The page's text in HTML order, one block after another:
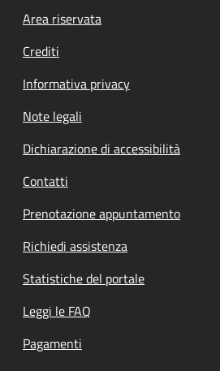
Footer menu
Area riservata
Crediti
Informativa privacy
Note legali
Dichiarazione di accessibilità
Contatti
Prenotazione appuntamento
Richiedi assistenza
Statistiche del portale
Leggi le FAQ
Pagamenti